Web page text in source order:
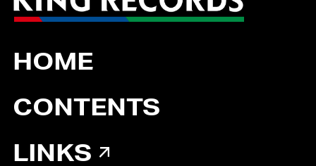
HOME
CONTENTS
LINKS